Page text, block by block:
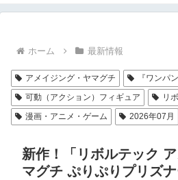
ホーム 最新情報
アメイジング・ヤマグチ
『ワンパ
可動（アクション）フィギュア
リ
漫画・アニメ・ゲーム
2026年07月
新作！「リボルテック
マグチ ぷりぷりプリズ